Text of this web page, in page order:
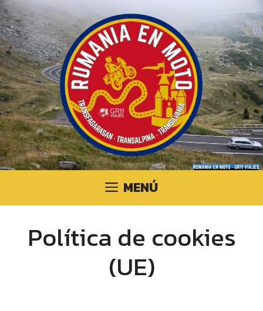
Saltar
al
contenido
MENÚ
Política de cookies
(UE)